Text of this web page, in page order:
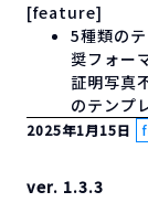
[feature]
5種類の
奨フォー
証明写真
のテンプ
2025年1月15日
ver. 1.3.3